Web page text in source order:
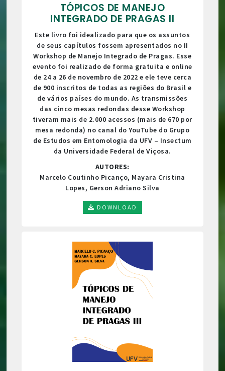
TÓPICOS DE MANEJO
INTEGRADO DE PRAGAS II
Este livro foi idealizado para que os assuntos
de seus capítulos fossem apresentados no II
Workshop de Manejo Integrado de Pragas. Esse
evento foi realizado de forma gratuita e online
de 24 a 26 de novembro de 2022 e ele teve cerca
de 900 inscritos de todas as regiões do Brasil e
de vários países do mundo. As transmissões
das cinco mesas redondas desse Workshop
tiveram mais de 2.000 acessos (mais de 670 por
mesa redonda) no canal do YouTube do Grupo
de Estudos em Entomologia da UFV – Insectum
da Universidade Federal de Viçosa.
AUTORES:
Marcelo Coutinho Picanço, Mayara Cristina
Lopes, Gerson Adriano Silva
DOWNLOAD